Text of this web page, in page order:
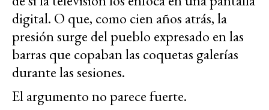
digital. O que, como cien años atrás, la
presión surge del pueblo expresado en las
barras que copaban las coquetas galerías
durante las sesiones.
El argumento no parece fuerte.